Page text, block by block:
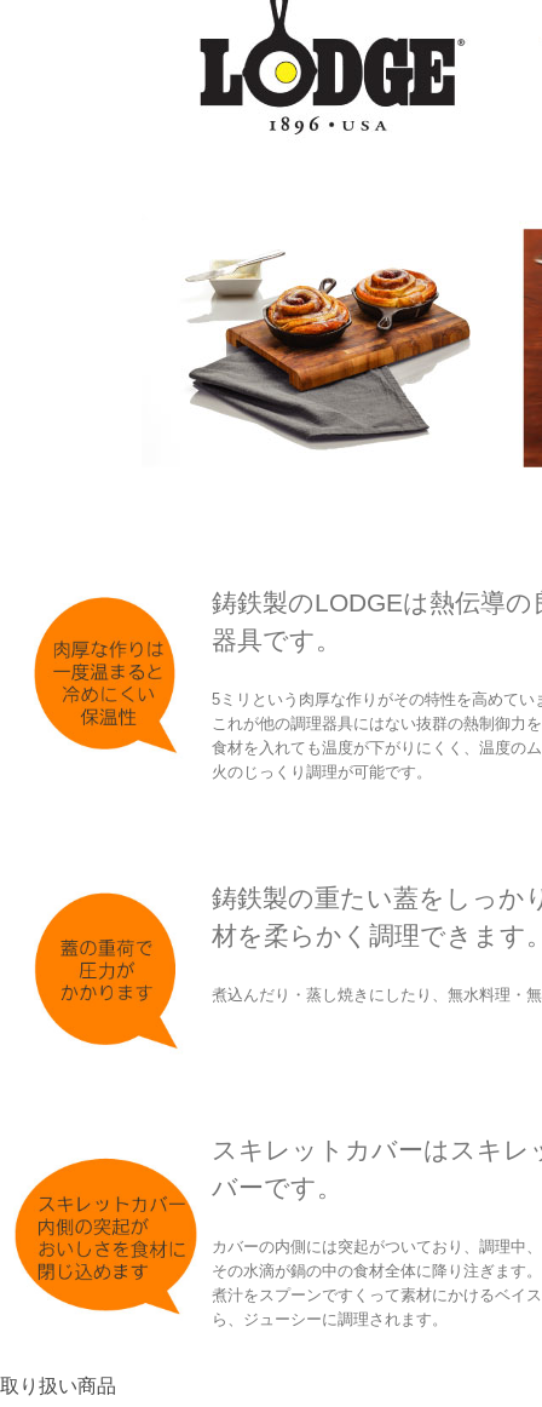
鋳鉄製のLODGEは熱伝導
器具です。
5ミリという肉厚な作りがその特性を高めてい
これが他の調理器具にはない抜群の熱制御力
食材を入れても温度が下がりにくく、温度の
火のじっくり調理が可能です。
鋳鉄製の重たい蓋をしっか
材を柔らかく調理できます
煮込んだり・蒸し焼きにしたり、無水料理・
スキレットカバーはスキ
バーです。
カバーの内側には突起がついており、調理中
その水滴が鍋の中の食材全体に降り注ぎます。
煮汁をスプーンですくって素材にかけるベイ
ら、ジューシーに調理されます。
取り扱い商品